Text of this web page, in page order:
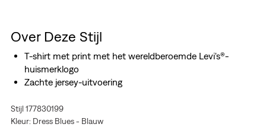
Over Deze Stijl
T-shirt met print met het wereldberoemde Levi's®-
huismerklogo
Zachte jersey-uitvoering
Stijl 177830199
Kleur: Dress Blues - Blauw